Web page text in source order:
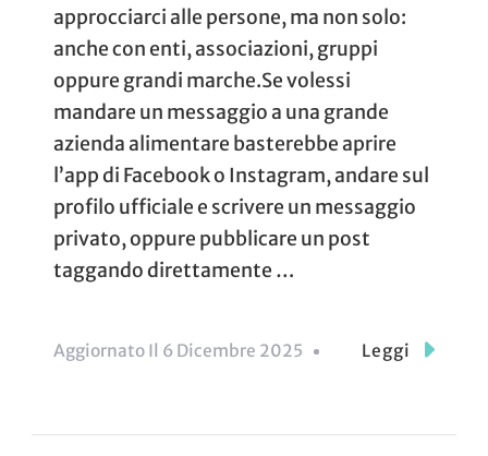
approcciarci alle persone, ma non solo:
anche con enti, associazioni, gruppi
oppure grandi marche.Se volessi
mandare un messaggio a una grande
azienda alimentare basterebbe aprire
l’app di Facebook o Instagram, andare sul
profilo ufficiale e scrivere un messaggio
privato, oppure pubblicare un post
taggando direttamente …
Aggiornato Il 6 Dicembre 2025 Leggi